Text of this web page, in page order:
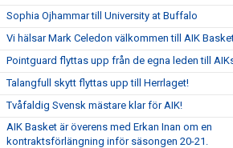
Sophia Ojhammar till University at Buffalo
Vi hälsar Mark Celedon välkommen till AIK
Pointguard flyttas upp från de egna leden till
Talangfull skytt flyttas upp till Herrlaget!
Tvåfaldig Svensk mästare klar för AIK!
AIK Basket är överens med Erkan Inan om en
kontraktsförlängning inför säsongen 20-21.